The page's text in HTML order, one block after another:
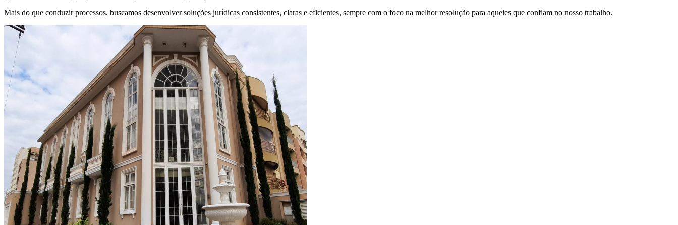
Mais do que conduzir processos, buscamos desenvolver soluções jurídicas consistentes, claras e eficientes, sempre com o foco na melhor resolução para aqueles que confiam no nosso trabalho.